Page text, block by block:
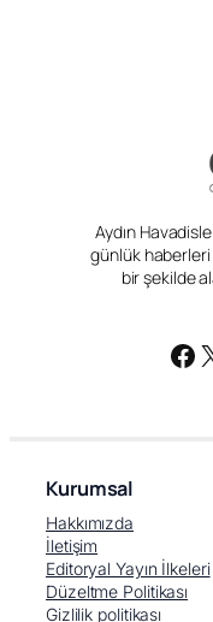
Aydın
günlük haberleri
bir şekilde
X
Kurumsal
Hakkımızda
İletişim
Editoryal Yayın İlkeleri
Düzeltme Politikası
Gizlilik politikası